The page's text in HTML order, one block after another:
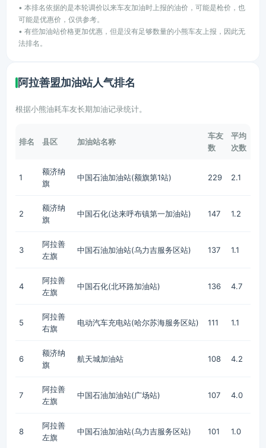
• 本排名依据的是本轮调价以来车友加油时上报的油价，可能是枪价，也
可能是优惠价，仅供参考。
• 有些加油站价格更加优惠，但是没有足够数量的小熊车友上报，因此无
法排名。
阿拉善盟加油站人气排名
根据小熊油耗车友长期加油记录统计。
排名 县区 加油站名称
车友
数
平均
次数
1
额济纳
旗
中国石油加油站(额旗第1站) 229 2.1
2
额济纳
旗
中国石化(达来呼布镇第一加油站) 147 1.2
3
阿拉善
左旗
中国石油加油站(乌力吉服务区站) 137 1.1
4
阿拉善
左旗
中国石化(北环路加油站) 136 4.7
5
阿拉善
右旗
电动汽车充电站(哈尔苏海服务区站) 111 1.1
6
额济纳
旗
航天城加油站 108 4.2
7
阿拉善
左旗
中国石油加油站(广场站) 107 4.0
8
阿拉善
左旗
中国石油加油站(乌力吉服务区站) 101 1.0